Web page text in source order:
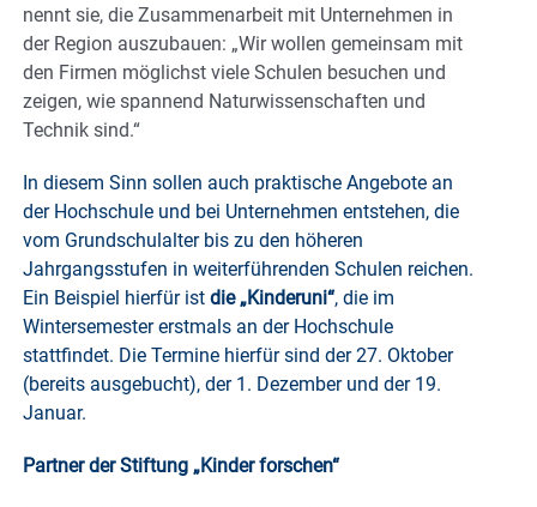
nennt sie, die Zusammenarbeit mit Unternehmen in
der Region auszubauen: „Wir wollen gemeinsam mit
den Firmen möglichst viele Schulen besuchen und
zeigen, wie spannend Naturwissenschaften und
Technik sind.“
In diesem Sinn sollen auch praktische Angebote an
der Hochschule und bei Unternehmen entstehen, die
vom Grundschulalter bis zu den höheren
Jahrgangsstufen in weiterführenden Schulen reichen.
Ein Beispiel hierfür ist die „Kinderuni“, die im
Wintersemester erstmals an der Hochschule
stattfindet. Die Termine hierfür sind der 27. Oktober
(bereits ausgebucht), der 1. Dezember und der 19.
Januar.
Partner der Stiftung „Kinder forschen“